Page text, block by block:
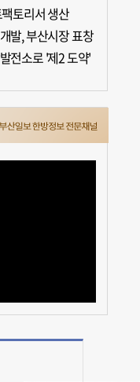
토리서 생산
발, 부산시장 표창
전소로 '제2 도약'